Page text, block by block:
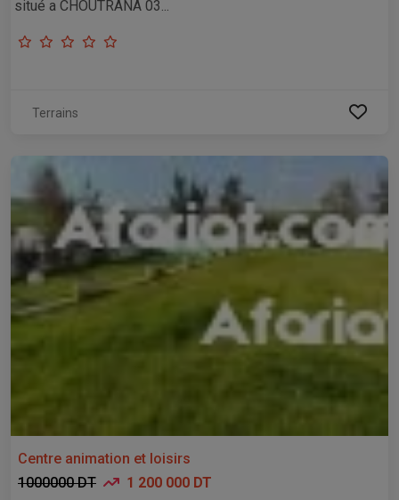
situé a CHOUTRANA 03...
Terrains
Centre animation et loisirs
1000000 DT
1 200 000 DT